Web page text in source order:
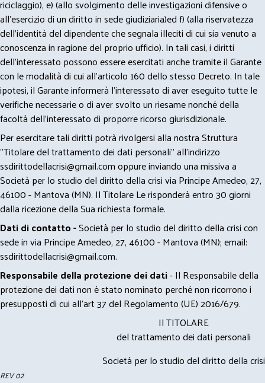
riciclaggio), e) (allo svolgimento delle investigazioni difensive o
all’esercizio di un diritto in sede giudiziaria)ed f) (alla riservatezza
dell’identità del dipendente che segnala illeciti di cui sia venuto a
conoscenza in ragione del proprio ufficio). In tali casi, i diritti
dell’interessato possono essere esercitati anche tramite il Garante
con le modalità di cui all’articolo 160 dello stesso Decreto. In tale
ipotesi, il Garante informerà l’interessato di aver eseguito tutte le
verifiche necessarie o di aver svolto un riesame nonché della
facoltà dell’interessato di proporre ricorso giurisdizionale.
Per esercitare tali diritti potrà rivolgersi alla nostra Struttura
"Titolare del trattamento dei dati personali" all'indirizzo
ssdirittodellacrisi@gmail.comoppure inviando una missiva a
Società per lo studio del diritto della crisi via Principe Amedeo, 27,
46100 - Mantova (MN). Il Titolare Le risponderà entro 30 giorni
dalla ricezione della Sua richiesta formale.
Dati di contatto -Società per lo studio del diritto della crisi con
sede in via Principe Amedeo, 27, 46100 - Mantova (MN); email:
ssdirittodellacrisi@gmail.com.
Responsabile della protezione dei dati- Il Responsabile della
protezione dei dati non è stato nominato perché non ricorrono i
presupposti di cui all’art 37 del Regolamento (UE) 2016/679.
Il TITOLARE
del trattamento dei dati personali
Società per lo studio del diritto della crisi
REV 02